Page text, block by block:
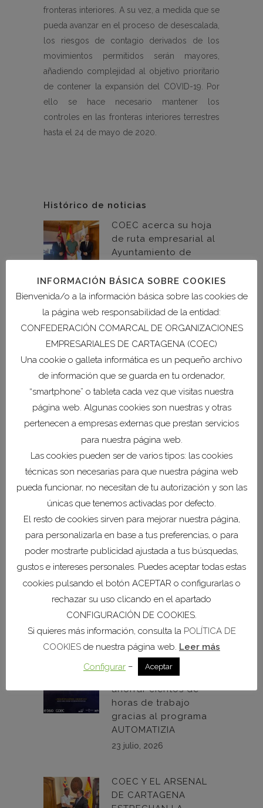
fronteras interiores. A su vez, a medida que se
pueda avanzar en el proceso de desescalada,
los riesgos de contagio derivados de los
movimientos permitidos serán mayores,
añadiendo complejidad al objetivo prioritario
de contener la expansión del COVID-19. Por
ello se hace necesario mantener los
controles en las fronteras interiores terrestres
hasta el 24 de mayo de 2020.
Histórico de noticias
COEC acerca su hoja
de ruta empresarial al
Ayuntamiento de
07 agosto, 2026
COEC y el
Ayuntamiento de Los
Alcázares refuerzan su
colaboración
institucional
06 agosto, 2026
COEC estrecha lazos
con San Pedro del
Pinatar y Torre-
Pacheco para
impulsar la economía
de la Comarca
28 julio, 2026
COEC y el Puerto de
Cartagena refuerzan
su colaboración para
impulsar las
infraestructuras de la
Comarca
27 julio, 2026
Diez empresas de la
Región podrán
ahorrar cientos de
horas de trabajo
gracias al programa
AUTOMATIZIA
23 julio, 2026
COEC Y EL ARSENAL
DE CARTAGENA
INFORMACIÓN BÁSICA SOBRE COOKIES
Bienvenida/o a la información básica sobre las cookies de
la página web responsabilidad de la entidad:
CONFEDERACIÓN COMARCAL DE ORGANIZACIONES
EMPRESARIALES DE CARTAGENA (COEC)
Una cookie o galleta informática es un pequeño archivo
de información que se guarda en tu ordenador,
“smartphone” o tableta cada vez que visitas nuestra
página web. Algunas cookies son nuestras y otras
pertenecen a empresas externas que prestan servicios
para nuestra página web.
Las cookies pueden ser de varios tipos: las cookies
técnicas son necesarias para que nuestra página web
pueda funcionar, no necesitan de tu autorización y son las
únicas que tenemos activadas por defecto.
El resto de cookies sirven para mejorar nuestra página,
para personalizarla en base a tus preferencias, o para
poder mostrarte publicidad ajustada a tus búsquedas,
gustos e intereses personales. Puedes aceptar todas estas
cookies pulsando el botón ACEPTAR o configurarlas o
rechazar su uso clicando en el apartado
CONFIGURACIÓN DE COOKIES.
Si quieres más información, consulta la POLÍTICA DE
COOKIES de nuestra página web. Leer más
Configurar – Aceptar